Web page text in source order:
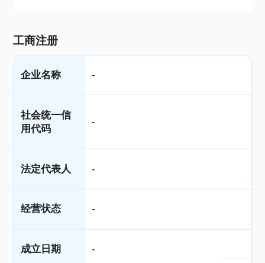
工商注册
企业名称 -
社会统一信
用代码
-
法定代表人 -
经营状态 -
成立日期 -